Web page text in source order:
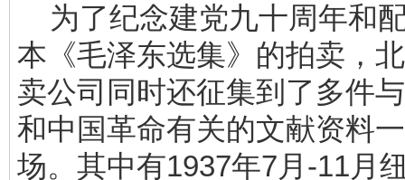
为了纪念建党九十周年和
本《毛泽东选集》的拍卖，
卖公司同时还征集到了多件
和中国革命有关的文献资料
场。其中有1937年7月-11月